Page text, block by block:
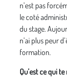
n’est pas
le coté
du stage.
n’ai plus peur
formation.
Qu’est ce qui